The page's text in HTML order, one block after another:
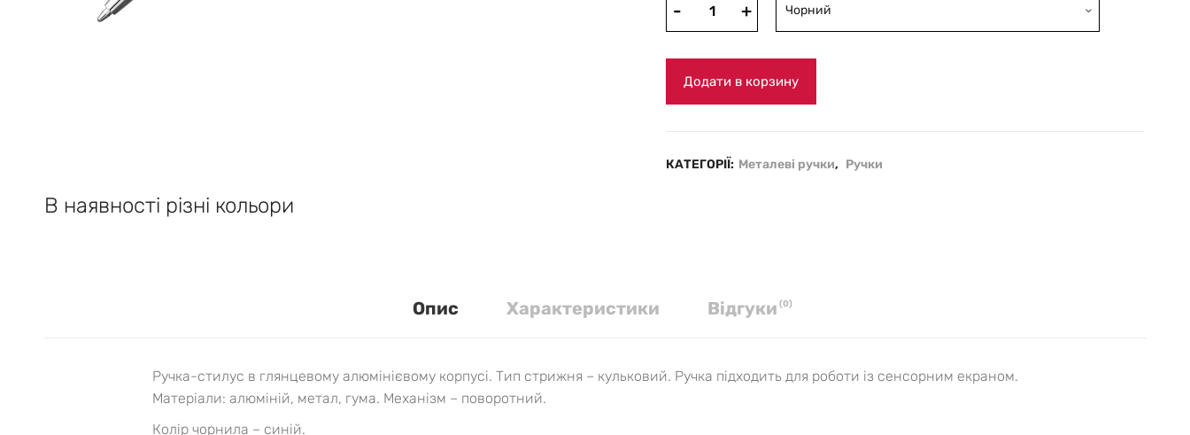
Чорний
Додати в корзину
КАТЕГОРІЇ: Металеві ручки, Ручки
В наявності різні кольори
Опис Характеристики Вiдгуки (0)
Ручка-стилус в глянцевому алюмінієвому корпусі. Тип стрижня – кульковий. Ручка підходить для роботи із сенсорним екраном.
Матеріали: алюміній, метал, гума. Механізм – поворотний.
Колір чорнила – синій.